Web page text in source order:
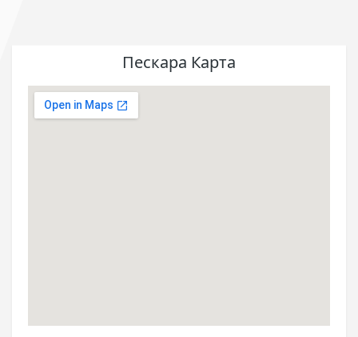
Пескара Карта